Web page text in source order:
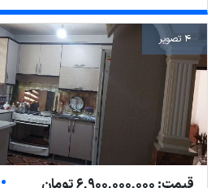
4 تصویر